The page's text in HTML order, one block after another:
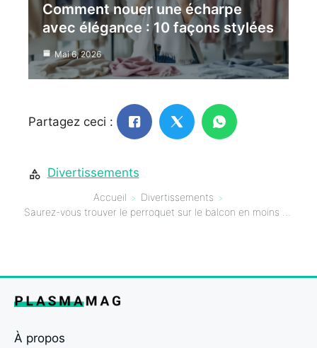
Comment nouer une écharpe
avec élégance : 10 façons stylées
Mai 6, 2026
Partagez ceci :
Divertissements
Accueil
Divertissements
À propos